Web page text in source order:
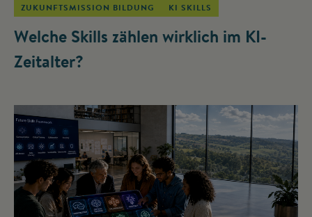
ZUKUNFTSMISSION BILDUNG KI SKILLS
Welche Skills zählen wirklich im KI-
Zeitalter?